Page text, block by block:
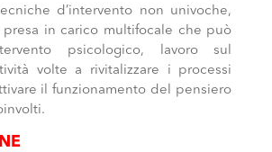
d’intervento non univoche,
presa in carico multifocale che può
psicologico, lavoro sul
volte a rivitalizzare i processi
il funzionamento del pensiero